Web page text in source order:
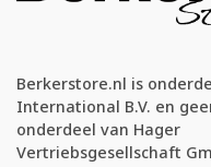
Berkerstore.nl is
International B.V. en
onderdeel van Hager
Vertriebsgesellschaft